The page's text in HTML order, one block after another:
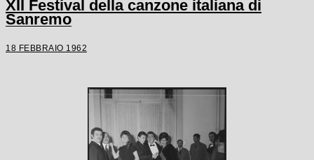
XII Festival della canzone italiana di
Sanremo
18 FEBBRAIO 1962